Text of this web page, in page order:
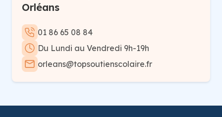
Orléans
01 86 65 08 84
Du Lundi au Vendredi 9h-19h
orleans@topsoutienscolaire.fr